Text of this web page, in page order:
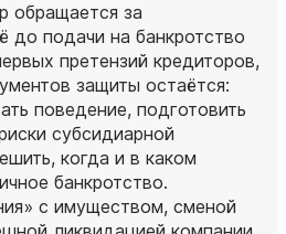
обращается за
до подачи на банкротство
претензий кредиторов,
защиты остаётся:
поведение, подготовить
субсидиарной
когда и в каком
банкротство.
с имуществом, сменой